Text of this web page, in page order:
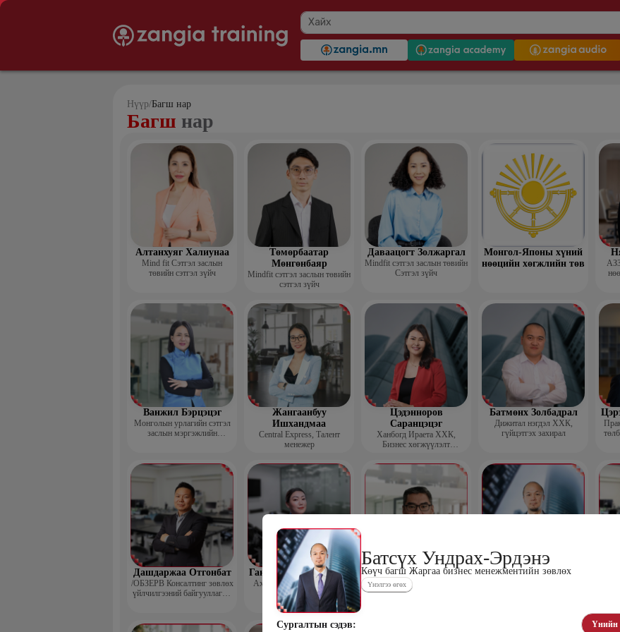
Батсүх Ундрах-Эрдэнэ
Көүч багш Жаргаа бизнес менежментийн зөвлөх
Үнэлгээ өгөх
Сургалтын сэдэв: Үнийн
Нүүр/Багш нар
Багш нар
Алтанхуяг Халиунаа
Mind fit Сэтгэл заслын
төвийн сэтгэл зүйч
Төмөрбаатар
Мөнгөнбаяр
Mindfit сэтгэл заслын төвийн
сэтгэл зүйч
Даваацогт Золжаргал
Mindfit сэтгэл заслын төвийн
Сэтгэл зүйч
Монгол-Японы хүний
нөөцийн хөгжлийн төв
Ванжил Бэрцэцэг
Монголын урлагийн сэтгэл
заслын мэргэжлийн
Жангаанбуу
Ишхандмаа
Central Express, Талент
менежер
Цэдэнноров
Саранцэцэг
Ханбогд Ираета ХХК,
Бизнес хөгжүүлэлт
Батмөнх Золбадрал
Дижитал нэгдэл ХХК,
гүйцэтгэх захирал
Дашдаржаа Отгонбат
/ОБЗЕРВ Консалтинг зөвлөх
үйлчилгээний байгууллагын
Гантөмөр Болорчимэг
Ахлах сургуулийн зөвлөх
Жамъянсүрэн
Оймандах
Ёс зүйн академийн үүсгэн
Батсүх Ундрах-Эрдэнэ